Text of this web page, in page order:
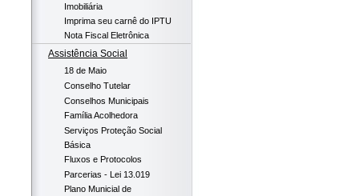
Imobiliária
Imprima seu carnê do IPTU
Nota Fiscal Eletrônica
Assistência Social
18 de Maio
Conselho Tutelar
Conselhos Municipais
Família Acolhedora
Serviços Proteção Social
Básica
Fluxos e Protocolos
Parcerias - Lei 13.019
Plano Municial de